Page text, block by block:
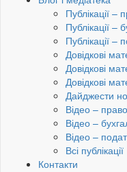
Публікації –
Публікації –
Публікації –
Довідкові
Довідкові
Довідкові
Дайджести
Відео –
Відео –
Відео –
Всі публікації
Контакти